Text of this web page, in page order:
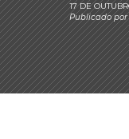
17 DE
Publicado por